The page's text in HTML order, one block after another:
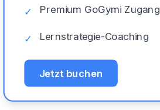
✓ Premium GoGymi Zugang
✓ Lernstrategie-Coaching
Jetzt buchen